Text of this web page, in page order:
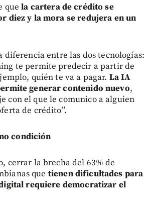
quela cartera de crédito se
diez y la mora se redujera en un
diferencia entre las dos tecnologías:
te permite predecir a partir de
quién te va a pagar. La IA
generar contenido nuevo,
con el que le comunico a alguien
de crédito”.
condición
cerrar la brecha del 63% de
que tienen dificultades para
requiere democratizar el